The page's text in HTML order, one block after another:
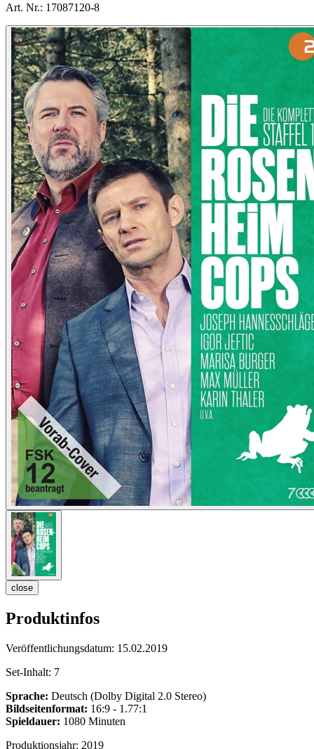
Art. Nr.: 17087120-8
close
Produktinfos
Veröffentlichungsdatum: 15.02.2019
Set-Inhalt: 7
Sprache: Deutsch (Dolby Digital 2.0 Stereo)
Bildseitenformat: 16:9 - 1.77:1
Spieldauer: 1080 Minuten
Produktionsjahr: 2019